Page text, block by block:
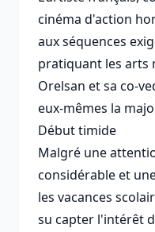
cinéma d'action
aux séquences
pratiquant les arts
Orelsan et sa co-
eux-mêmes la
Début timide
Malgré une
considérable et
les vacances
su capter l'intérêt